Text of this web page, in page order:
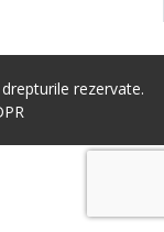
rezervate.